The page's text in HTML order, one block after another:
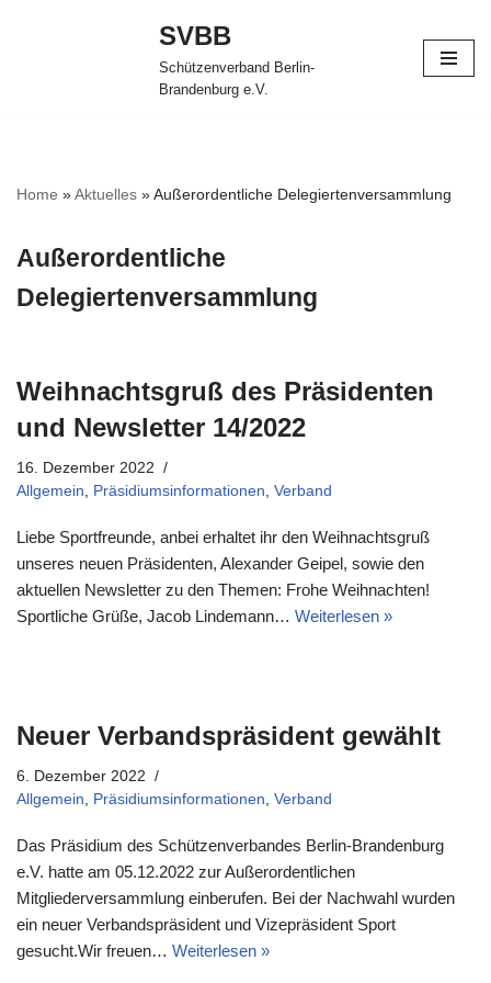
SVBB
Schützenverband Berlin-
Brandenburg e.V.
Home »Aktuelles »Außerordentliche Delegiertenversammlung
Außerordentliche
Delegiertenversammlung
Weihnachtsgruß des Präsidenten
und Newsletter 14/2022
16. Dezember 2022
Allgemein, Präsidiumsinformationen, Verband
Liebe Sportfreunde, anbei erhaltet ihr den Weihnachtsgruß
unseres neuen Präsidenten, Alexander Geipel, sowie den
aktuellen Newsletter zu den Themen: Frohe Weihnachten!
Sportliche Grüße, Jacob Lindemann… Weiterlesen »
Neuer Verbandspräsident gewählt
6. Dezember 2022
Allgemein, Präsidiumsinformationen, Verband
Das Präsidium des Schützenverbandes Berlin-Brandenburg
e.V. hatte am 05.12.2022 zur Außerordentlichen
Mitgliederversammlung einberufen. Bei der Nachwahl wurden
ein neuer Verbandspräsident und Vizepräsident Sport
gesucht.Wir freuen… Weiterlesen »